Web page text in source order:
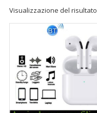
Visualizzazione del risultato